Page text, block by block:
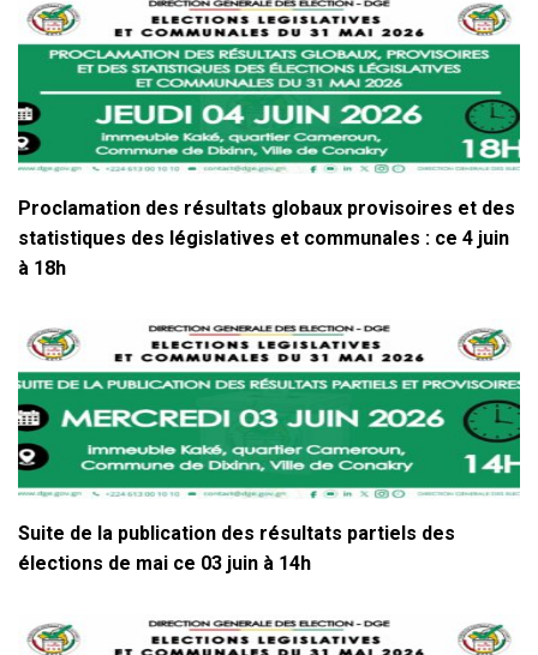
Proclamation des résultats globaux provisoires et des
statistiques des législatives et communales : ce 4 juin
à 18h
Suite de la publication des résultats partiels des
élections de mai ce 03 juin à 14h